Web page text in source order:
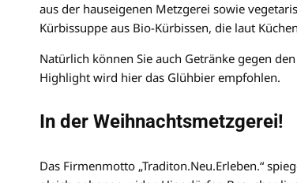
aus der hauseigenen Metzgerei sowie
Kürbissuppe aus Bio-Kürbissen, die laut
Natürlich können Sie auch Getränke gegen
Highlight wird hier das Glühbier empfohlen.
In der Weihnachtsmetzgerei!
Das Firmenmotto „Traditon.Neu.Erleben.“